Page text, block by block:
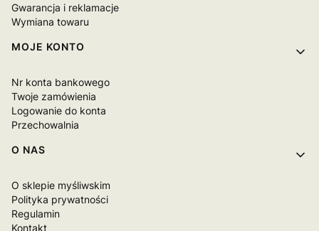
Gwarancja i reklamacje
Wymiana towaru
MOJE KONTO
Nr konta bankowego
Twoje zamówienia
Logowanie do konta
Przechowalnia
O NAS
O sklepie myśliwskim
Polityka prywatności
Regulamin
Kontakt